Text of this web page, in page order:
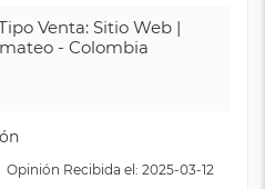
Venta: Sitio Web |
- Colombia
Opinión Recibida el: 2025-03-12